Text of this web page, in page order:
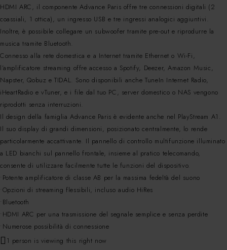
HDMI ARC, il componente Advance Paris offre tre connessioni digitali (2
coassiali, 1 ottica), un ingresso USB e tre ingressi analogici aggiuntivi.
Inoltre, è possibile collegare un subwoofer tramite pre-out e riprodurre la
musica tramite Bluetooth.
Connesso alla rete domestica e a Internet tramite Ethernet o Wi-Fi,
l’amplificatore streaming offre accesso a Spotify, Deezer, Amazon Music,
Napster, Qobuz e TIDAL. Sono disponibili anche TuneIn Internet Radio,
iHeartRadio e vTuner, e i file dal tuo PC, server domestico o NAS vengono
riprodotti senza interruzioni.
Il design della famiglia Advance Paris è evidente anche nel PlayStream A1.
Il suo display di grandi dimensioni, posizionato centralmente, lo rende
particolarmente accattivante. Il pannello di controllo multifunzione illuminato
a LED bianchi sul pannello frontale, insieme al pratico telecomando,
consente di utilizzare facilmente tutte le funzioni del dispositivo.
•Potente amplificatore di classe AB per la massima fedeltà del suono
•Opzioni di streaming flessibili, incluso audio HiRes
•Bluetooth
•HDMI ARC per una trasmissione del segnale semplice e senza perdite
•Numerose possibilità di connessione
1 person is viewing this right now